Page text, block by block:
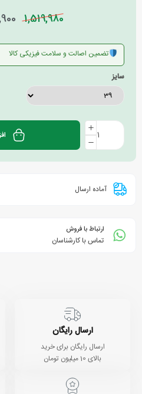
1,519,980
تضمین اصالت و سلامت فیزیکی کالا
سایز
آماده ارسال
ارتباط با فروش
تماس با کارشناسان
ارسال رایگان
ارسال رایگان برای خرید
بالای 10 میلیون تومان